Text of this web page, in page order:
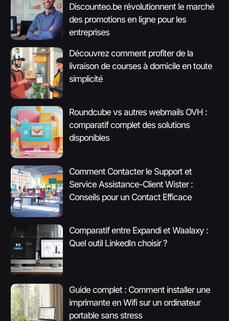
Discounteo.be révolutionnent le marché
des promotions en ligne pour les
entreprises
Découvrez comment profiter de la
livraison de courses à domicile en toute
simplicité
Roundcube vs autres webmails OVH :
comparatif complet des solutions
disponibles
Comment Contacter le Support et
Service Assistance-Client Wister :
Conseils pour un Contact Efficace
Comparatif entre Expandi et Waalaxy :
Quel outil LinkedIn choisir ?
Guide complet : Comment installer une
imprimante en Wifi sur un ordinateur
portable sans stress